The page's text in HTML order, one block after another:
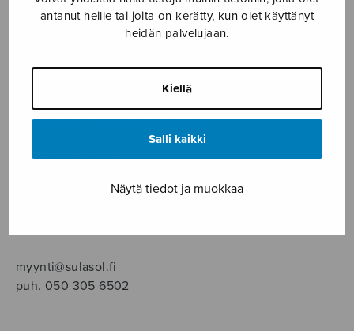
antanut heille tai joita on kerätty, kun olet käyttänyt
heidän palvelujaan.
Kiellä
Salli kaikki
Näytä tiedot ja muokkaa
YKSINLAULU
YLEINEN
Sulasol nuottikauppa
Myymälä avoinna
00180 Helsinki
myynti@sulasol.fi
puh. 050 305 6502